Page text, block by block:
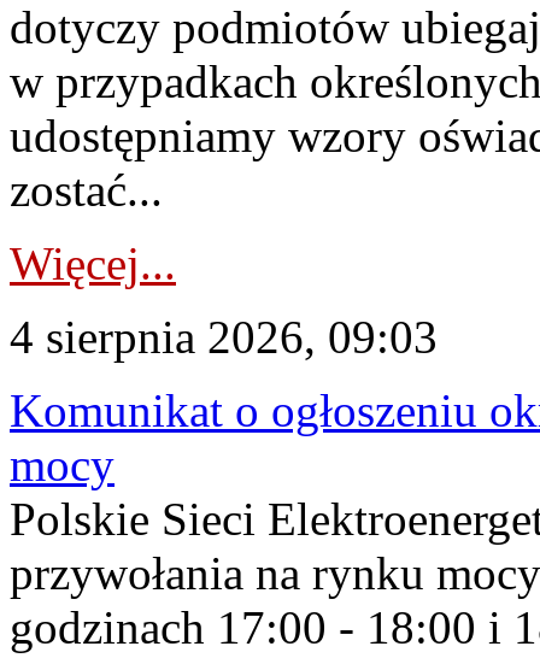
dotyczy podmiotów
w przypadkach
udostępniamy wzory
zostać...
Więcej...
4 sierpnia 2026, 09:03
Komunikat o ogłoszeniu
mocy
Polskie Sieci
przywołania na rynku
godzinach 17:00 - 18:00 i